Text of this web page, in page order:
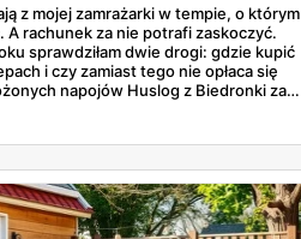
z mojej zamrażarki w tempie, o którym
A rachunek za nie potrafi zaskoczyć.
sprawdziłam dwie drogi: gdzie kupić
i czy zamiast tego nie opłaca się
napojów Huslog z Biedronki za
kiedy naprawdę się to zwraca.